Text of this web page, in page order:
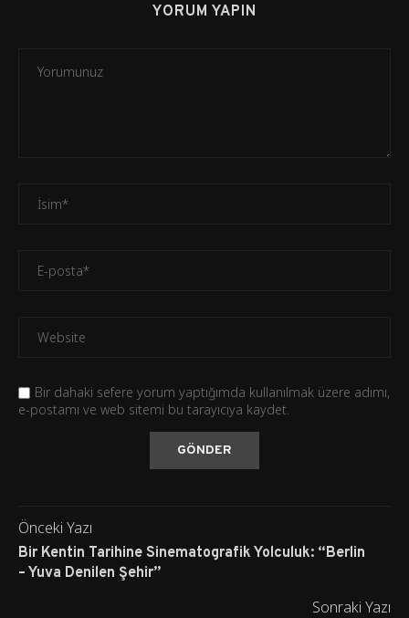
YORUM YAPIN
Bir dahaki sefere yorum yaptığımda kullanılmak üzere adımı,
e-postamı ve web sitemi bu tarayıcıya kaydet.
Önceki Yazı
Bir Kentin Tarihine Sinematografik Yolculuk: “Berlin
– Yuva Denilen Şehir”
Sonraki Yazı